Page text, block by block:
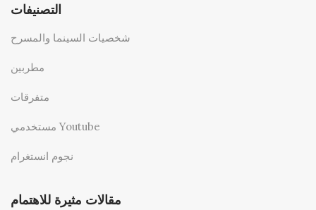
التصنيفات
شخصيات السينما والمسرح
مطربين
متفرقات
مستخدمي Youtube
نجوم انستغرام
مقالات مثيرة للاهتمام